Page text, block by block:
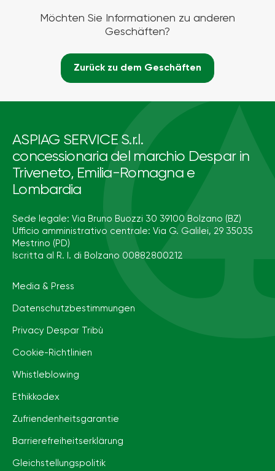
Möchten Sie Informationen zu anderen
Geschäften?
Zurück zu dem Geschäften
ASPIAG SERVICE S.r.l.
concessionaria del marchio Despar in
Triveneto, Emilia-Romagna e
Lombardia
Sede legale: Via Bruno Buozzi 30 39100 Bolzano (BZ)
Ufficio amministrativo centrale: Via G. Galilei, 29 35035
Mestrino (PD)
Iscritta al R. I. di Bolzano 00882800212
Media & Press
Datenschutzbestimmungen
Privacy Despar Tribù
Cookie-Richtlinien
Whistleblowing
Ethikkodex
Zufriendenheitsgarantie
Barrierefreiheits­erklärung
Gleichstellungspolitik